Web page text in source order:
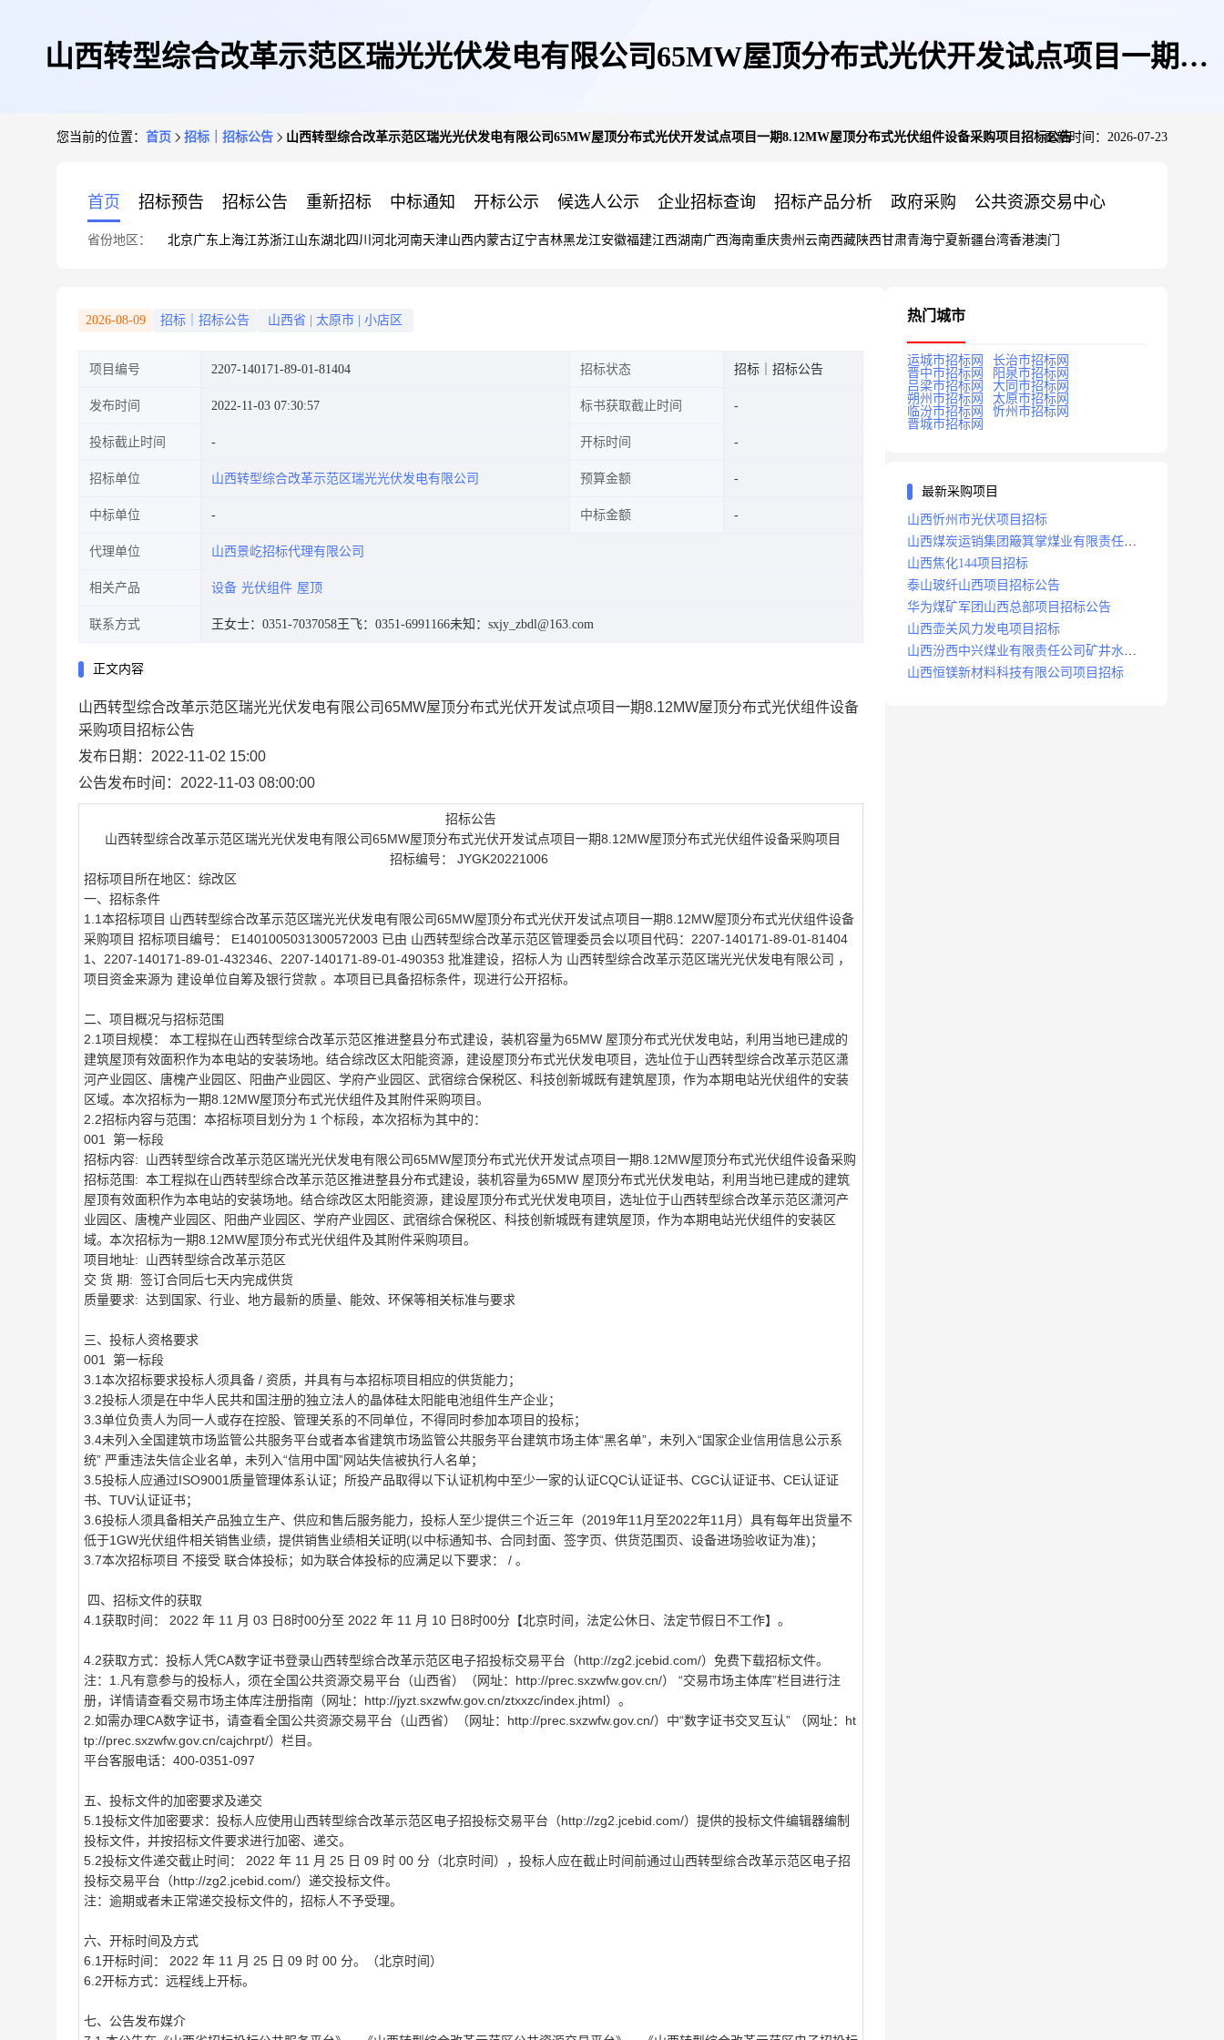
山西转型综合改革示范区瑞光光伏发电有限公司65MW屋顶分布式光伏开发试点项目一期
您当前的位置： 首页 招标｜招标公告 山西转型综合改革示范区瑞光光伏发电有限公司65MW屋顶分布式光伏开发试点项目一期8.12MW屋顶分布式光伏组件设备采购项目招标公告更新时间：2026-07-23
首页 招标预告 招标公告 重新招标 中标通知 开标公示 候选人公示 企业招标查询 招标产品分析 政府采购 公共资源交易中心
省份地区： 北京广东 上海江苏浙江山东湖北四川 河北河南天津山西内蒙古辽宁吉林黑龙江安徽福建江西湖南广西海南重庆贵州 云南西藏陕西甘肃青海宁夏新疆台湾香港澳门
2026-08-09 招标｜招标公告 山西省 太原市 小店区
项目编号 2207-140171-89-01-81404 招标状态 招标｜招标公告
发布时间 2022-11-03 07:30:57 标书获取截止时间
投标截止时间 开标时间
招标单位 山西转型综合改革示范区瑞光光伏发电有限公司 预算金额
中标单位 中标金额
代理单位 山西景屹招标代理有限公司
相关产品 设备 光伏组件 屋顶
联系方式 王女士：0351-7037058王飞：0351-6991166未知：sxjy_zbdl@163.com
正文内容
山西转型综合改革示范区瑞光光伏发电有限公司65MW屋顶分布式光伏开发试点项目一期8.12MW屋顶分布式光伏组件设备
采购项目招标公告
发布日期：2022-11-02 15:00
公告发布时间：2022-11-03 08:00:00
招标公告
山西转型综合改革示范区瑞光光伏发电有限公司65MW屋顶分布式光伏开发试点项目一期8.12MW屋顶分布式光伏组件设备采购项目
招标编号： JYGK20221006
招标项目所在地区：综改区
一、招标条件
1.1本招标项目 山西转型综合改革示范区瑞光光伏发电有限公司65MW屋顶分布式光伏开发试点项目一期8.12MW屋顶分布式光伏组件设备
采购项目 招标项目编号： E1401005031300572003 已由 山西转型综合改革示范区管理委员会以项目代码：2207-140171-89-01-81404
1、2207-140171-89-01-432346、2207-140171-89-01-490353 批准建设，招标人为 山西转型综合改革示范区瑞光光伏发电有限公司 ，
项目资金来源为 建设单位自筹及银行贷款 。本项目已具备招标条件，现进行公开招标。
二、项目概况与招标范围
2.1项目规模： 本工程拟在山西转型综合改革示范区推进整县分布式建设，装机容量为65MW 屋顶分布式光伏发电站，利用当地已建成的
建筑屋顶有效面积作为本电站的安装场地。结合综改区太阳能资源，建设屋顶分布式光伏发电项目，选址位于山西转型综合改革示范区潇
河产业园区、唐槐产业园区、阳曲产业园区、学府产业园区、武宿综合保税区、科技创新城既有建筑屋顶，作为本期电站光伏组件的安装
区域。本次招标为一期8.12MW屋顶分布式光伏组件及其附件采购项目。
2.2招标内容与范围：本招标项目划分为 1 个标段，本次招标为其中的：
001 第一标段
招标内容: 山西转型综合改革示范区瑞光光伏发电有限公司65MW屋顶分布式光伏开发试点项目一期8.12MW屋顶分布式光伏组件设备采购
招标范围: 本工程拟在山西转型综合改革示范区推进整县分布式建设，装机容量为65MW 屋顶分布式光伏发电站，利用当地已建成的建筑
屋顶有效面积作为本电站的安装场地。结合综改区太阳能资源，建设屋顶分布式光伏发电项目，选址位于山西转型综合改革示范区潇河产
业园区、唐槐产业园区、阳曲产业园区、学府产业园区、武宿综合保税区、科技创新城既有建筑屋顶，作为本期电站光伏组件的安装区
域。本次招标为一期8.12MW屋顶分布式光伏组件及其附件采购项目。
项目地址: 山西转型综合改革示范区
交 货 期: 签订合同后七天内完成供货
质量要求: 达到国家、行业、地方最新的质量、能效、环保等相关标准与要求
三、投标人资格要求
001 第一标段
3.1本次招标要求投标人须具备 / 资质，并具有与本招标项目相应的供货能力；
3.2投标人须是在中华人民共和国注册的独立法人的晶体硅太阳能电池组件生产企业；
3.3单位负责人为同一人或存在控股、管理关系的不同单位，不得同时参加本项目的投标；
3.4未列入全国建筑市场监管公共服务平台或者本省建筑市场监管公共服务平台建筑市场主体“黑名单”，未列入“国家企业信用信息公示系
统” 严重违法失信企业名单，未列入“信用中国”网站失信被执行人名单；
3.5投标人应通过ISO9001质量管理体系认证；所投产品取得以下认证机构中至少一家的认证CQC认证证书、CGC认证证书、CE认证证
书、TUV认证证书；
3.6投标人须具备相关产品独立生产、供应和售后服务能力，投标人至少提供三个近三年（2019年11月至2022年11月）具有每年出货量不
低于1GW光伏组件相关销售业绩，提供销售业绩相关证明(以中标通知书、合同封面、签字页、供货范围页、设备进场验收证为准)；
3.7本次招标项目 不接受 联合体投标；如为联合体投标的应满足以下要求： / 。
四、招标文件的获取
4.1获取时间： 2022 年 11 月 03 日8时00分至 2022 年 11 月 10 日8时00分【北京时间，法定公休日、法定节假日不工作】。
4.2获取方式：投标人凭CA数字证书登录山西转型综合改革示范区电子招投标交易平台（http://zg2.jcebid.com/）免费下载招标文件。
注：1.凡有意参与的投标人，须在全国公共资源交易平台（山西省）（网址：http://prec.sxzwfw.gov.cn/） “交易市场主体库”栏目进行注
册，详情请查看交易市场主体库注册指南（网址：http://jyzt.sxzwfw.gov.cn/ztxxzc/index.jhtml）。
2.如需办理CA数字证书，请查看全国公共资源交易平台（山西省）（网址：http://prec.sxzwfw.gov.cn/）中“数字证书交叉互认” （网址：ht
tp://prec.sxzwfw.gov.cn/cajchrpt/）栏目。
平台客服电话：400-0351-097
五、投标文件的加密要求及递交
5.1投标文件加密要求：投标人应使用山西转型综合改革示范区电子招投标交易平台（http://zg2.jcebid.com/）提供的投标文件编辑器编制
投标文件，并按招标文件要求进行加密、递交。
5.2投标文件递交截止时间： 2022 年 11 月 25 日 09 时 00 分（北京时间），投标人应在截止时间前通过山西转型综合改革示范区电子招
投标交易平台（http://zg2.jcebid.com/）递交投标文件。
注：逾期或者未正常递交投标文件的，招标人不予受理。
六、开标时间及方式
6.1开标时间： 2022 年 11 月 25 日 09 时 00 分。（北京时间）
6.2开标方式：远程线上开标。
七、公告发布媒介
热门城市
运城市招标网
长治市招标网
晋中市招标网
阳泉市招标网
吕梁市招标网
大同市招标网
朔州市招标网
太原市招标网
临汾市招标网
忻州市招标网
晋城市招标网
最新采购项目
山西忻州市光伏项目招标
山西煤炭运销集团簸箕掌煤业有限责任公
司井田地面三维地震勘探项目招标
山西焦化144项目招标
泰山玻纤山西项目招标公告
华为煤矿军团山西总部项目招标公告
山西壶关风力发电项目招标
山西汾西中兴煤业有限责任公司矿井水处
理站升级改造项目招标
山西恒镁新材料科技有限公司项目招标